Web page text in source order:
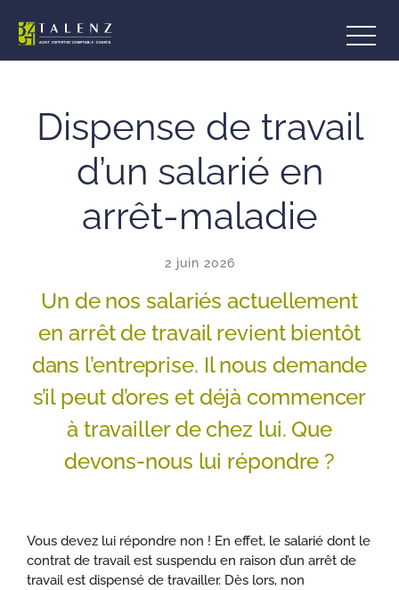
contenu
Dispense de travail
d’un salarié en
arrêt-maladie
2 juin 2026
Un de nos salariés actuellement
en arrêt de travail revient bientôt
dans l’entreprise. Il nous demande
s’il peut d’ores et déjà commencer
à travailler de chez lui. Que
devons-nous lui répondre ?
Vous devez lui répondre non ! En effet, le salarié dont le
contrat de travail est suspendu en raison d’un arrêt de
travail est dispensé de travailler. Dès lors, non